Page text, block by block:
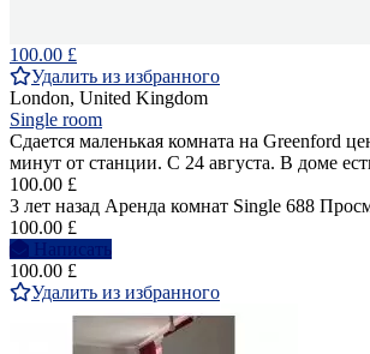
100.00 £
Удалить из избранного
London, United Kingdom
Single room
Сдается маленькая комната на Greenford
минут от станции. С 24 августа. В доме
100.00 £
3 лет назад Аренда комнат Single 688
100.00 £
Написать
100.00 £
Удалить из избранного